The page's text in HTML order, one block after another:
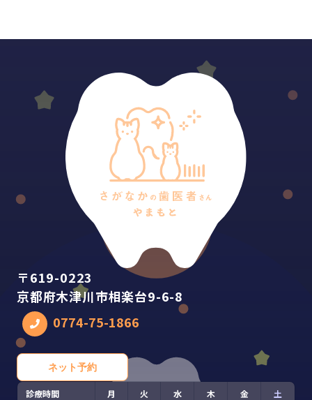
〒619-0223
京都府木津川市相楽台9-6-8
0774-75-1866
ネット予約
診療時間 月 火 水 木 金 土